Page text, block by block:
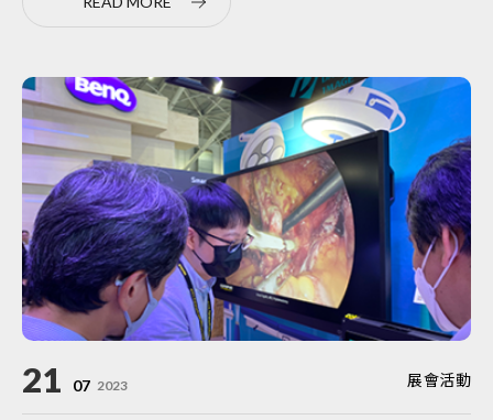
21 07 2023 展會活動